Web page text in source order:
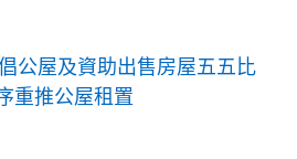
公屋及資助出售房屋五五比
重推公屋租置